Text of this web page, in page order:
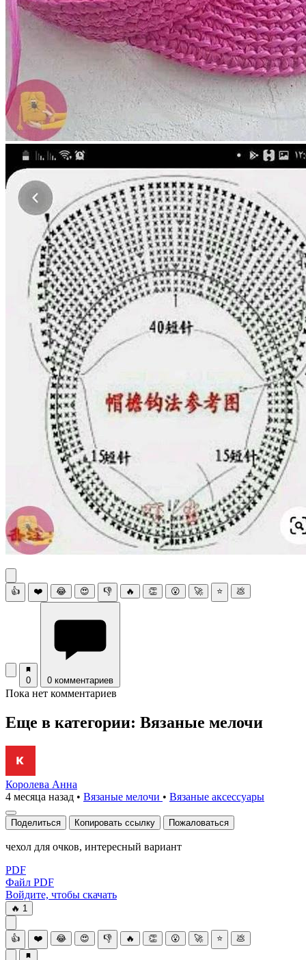
👍 ❤️ 😂 😍 👎 🔥 👏 😮 🚀 ⭐ 💩
0 0 комментариев
Пока нет комментариев
Еще в категории: Вязаные мелочи
Королева Анна
4 месяца назад • Вязаные мелочи • Вязаные аксесcуары
Поделиться Копировать ссылку Пожаловаться
чехол для очков, интересный вариант
PDF
Файл PDF
Войдите, чтобы скачать
🔥 1
👍 ❤️ 😂 😍 👎 🔥 👏 😮 🚀 ⭐ 💩